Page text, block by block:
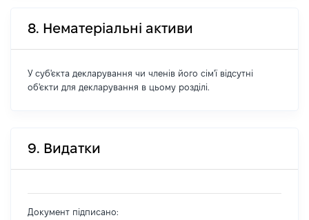
8. Нематеріальні активи
У суб'єкта декларування чи членів його сім'ї відсутні
об'єкти для декларування в цьому розділі.
9. Видатки
Документ підписано: